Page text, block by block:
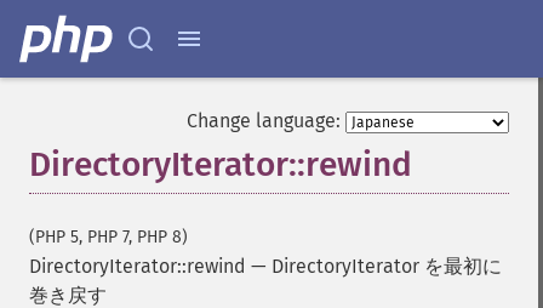
Change language:
DirectoryIterator::rewind
(PHP 5, PHP 7, PHP 8)
DirectoryIterator::rewind — DirectoryIterator を最初に
巻き戻す